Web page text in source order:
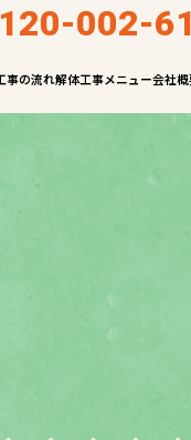
002-
事の流れ解体工事メニュー会社概